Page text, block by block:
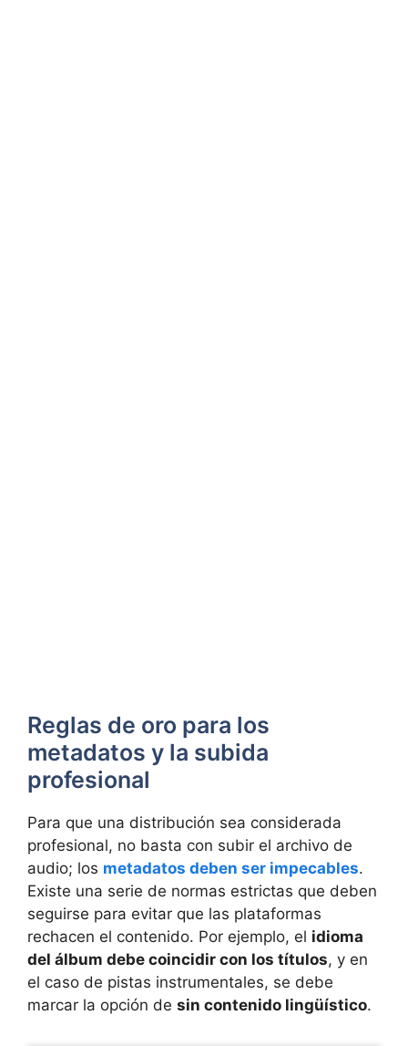
Reglas de oro para los
metadatos y la subida
profesional
Para que una distribución sea considerada
profesional, no basta con subir el archivo de
audio; los metadatos deben ser impecables.
Existe una serie de normas estrictas que deben
seguirse para evitar que las plataformas
rechacen el contenido. Por ejemplo, el idioma
del álbum debe coincidir con los títulos, y en
el caso de pistas instrumentales, se debe
marcar la opción de sin contenido lingüístico.